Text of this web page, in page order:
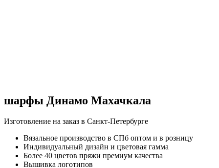
шарфы Динамо Махачкала
Изготовление на заказ в Санкт-Петербурге
Вязальное производство в СПб оптом и в розницу
Индивидуальный дизайн и цветовая гамма
Более 40 цветов пряжи премиум качества
Вышивка логотипов